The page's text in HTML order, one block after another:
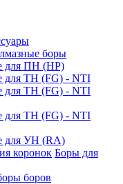
боры
для ПН (HP)
для ТН (FG) - NTI
для ТН (FG) - NTI
для ТН (FG) - NTI
для УН (RA)
Боры для
боров